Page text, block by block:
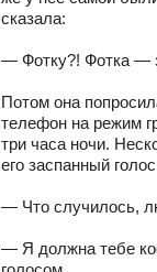
сказала:
— Фотку?! Фотка —
Потом она
телефон на режим
три часа ночи.
его заспанный
— Что случилось,
— Я должна тебе